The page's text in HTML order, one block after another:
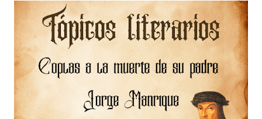
tipo de trabajos originales importa tanto el contenido como la forma en que se
presenta la información, pues el lapbook se caracteriza por contener elementos muy
expresivos. Pero aparte de ser visualmente atractivo, el objetivo principal d...